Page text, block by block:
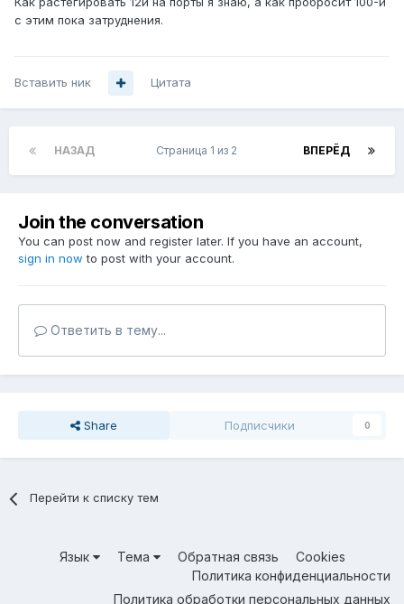
с этим пока затруднения.
Вставить ник Цитата
НАЗАД ВПЕРЁД
Страница 1 из 2
Join the conversation
You can post now and register later. If you have an account,
sign in now to post with your account.
Ответить в тему...
Share Подписчики 0
Перейти к списку тем
Язык Тема Обратная связь
Cookies
Политика конфиденциальности
Политика обработки персональных данных